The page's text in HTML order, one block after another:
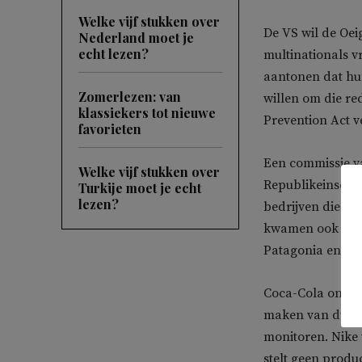
Welke vijf stukken over
Nederland moet je
echt lezen?
Zomerlezen: van
klassiekers tot nieuwe
favorieten
Welke vijf stukken over
Turkije moet je echt
lezen?
De VS wil de
multinationals
aantonen dat
willen om die
Prevention Act
Een commissie
Republikeinse
bedrijven die
kwamen ook
Patagonia en
Coca-Cola
maken van
monitoren.
stelt geen